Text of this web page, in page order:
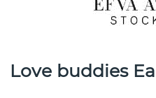
Love buddies